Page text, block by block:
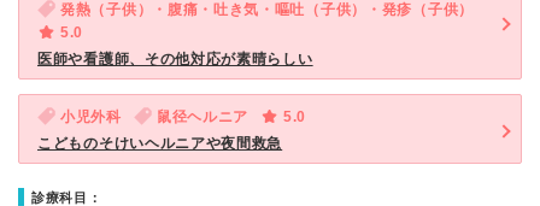
発熱（子供）・腹痛・吐き気・嘔吐（子供）・発疹（子供）
5.0
医師や看護師、その他対応が素晴らしい
小児外科 鼠径ヘルニア
5.0
こどものそけいヘルニアや夜間救急
診療科目：